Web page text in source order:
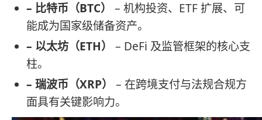
– 比特币（BTC）
– 机构投资、ETF 扩展、可
能成为国家级储备资产。
– 以太坊（ETH）
– DeFi 及监管框架的核心支
柱。
– 瑞波币（XRP）
– 在跨境支付与法规合规方
面具有关键影响力。